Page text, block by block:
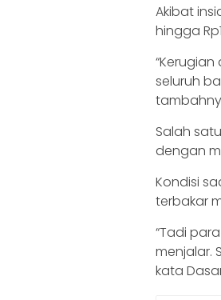
Akibat
hingga
seluruh
Salah
dengan
Kondisi
terbakar
“Tadi
menjalar.
kata